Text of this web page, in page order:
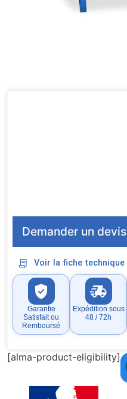
Demander un devis
Voir la fiche technique
Garantie
Satisfait ou
Remboursé
Expédition sous
48 / 72h
[alma-product-eligibility]